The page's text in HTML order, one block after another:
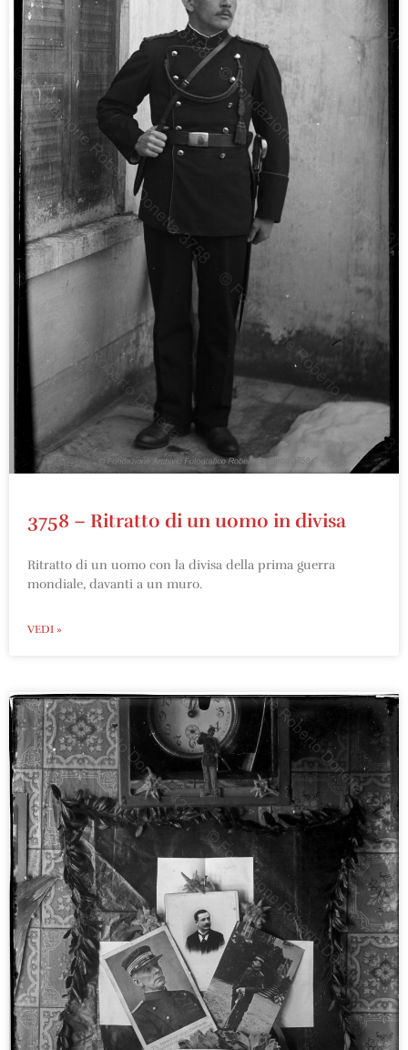
3758 – Ritratto di un uomo in divisa
Ritratto di un uomo con la divisa della prima guerra
mondiale, davanti a un muro.
VEDI »